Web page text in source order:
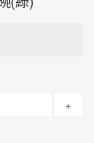
+